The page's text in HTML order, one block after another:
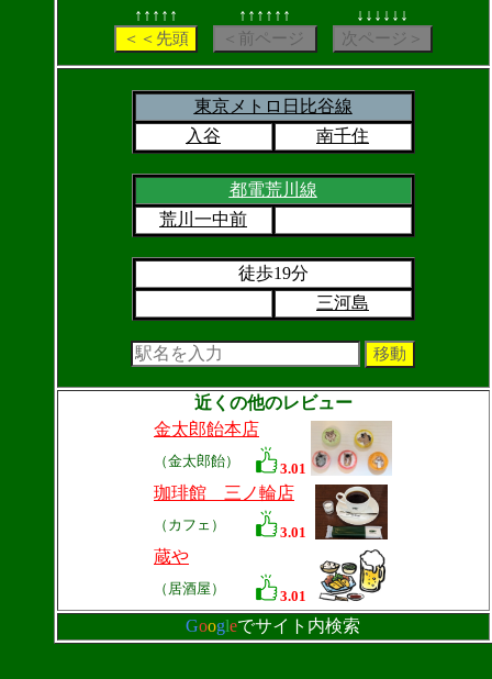
↑↑↑↑↑ ↑↑↑↑↑↑ ↓↓↓↓↓↓
東京メトロ日比谷線
入谷
南千住
都電荒川線
荒川一中前
徒歩19分
三河島
近くの他のレビュー
金太郎飴本店
（金太郎飴） 3.01
珈琲館 三ノ輪店
（カフェ） 3.01
蔵や
（居酒屋） 3.01
Googleでサイト内検索